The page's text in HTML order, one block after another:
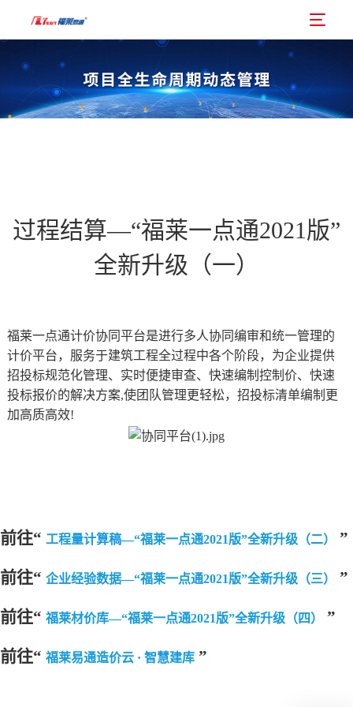
过程结算—“福莱一点通2021版”
全新升级（一）
福莱一点通计价协同平台是进行多人协同编审和统一管理的
计价平台，服务于建筑工程全过程中各个阶段，为企业提供
招投标规范化管理、实时便捷审查、快速编制控制价、快速
投标报价的解决方案,使团队管理更轻松，招投标清单编制更
加高质高效!
前往“ 工程量计算稿—“福莱一点通2021版”全新升级（二） ”
前往“ 企业经验数据—“福莱一点通2021版”全新升级（三） ”
前往“ 福莱材价库—“福莱一点通2021版”全新升级（四） ”
前往“ 福莱易通造价云 · 智慧建库 ”